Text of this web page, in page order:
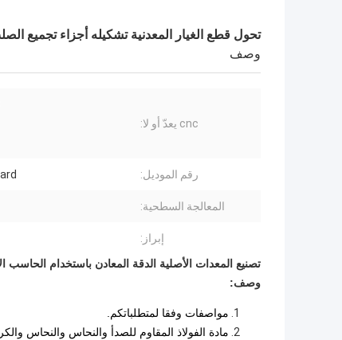
تحول قطع الغيار المعدنية تشكيله أجزاء تجميع
وصف
cnc يعدّ أو لا:
رقم الموديل:
المعالجة السطحية:
إبراز:
تصنيع المعدات الأصلية الدقة المعادن باستخدام الحاسب
وصف:
مواصفات وفقا لمتطلباتكم.
مادة الفولاذ المقاوم للصدأ والنحاس والنحاس